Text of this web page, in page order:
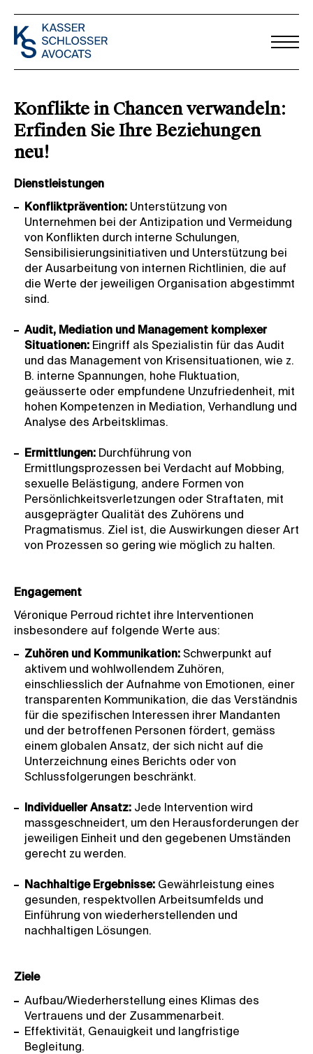
Konflikte in Chancen verwandeln:
Erfinden Sie Ihre Beziehungen
neu!
Dienstleistungen
Konfliktprävention: Unterstützung von
Unternehmen bei der Antizipation und Vermeidung
von Konflikten durch interne Schulungen,
Sensibilisierungsinitiativen und Unterstützung bei
der Ausarbeitung von internen Richtlinien, die auf
die Werte der jeweiligen Organisation abgestimmt
sind.
Audit, Mediation und Management komplexer
Situationen: Eingriff als Spezialistin für das Audit
und das Management von Krisensituationen, wie z.
B. interne Spannungen, hohe Fluktuation,
geäusserte oder empfundene Unzufriedenheit, mit
hohen Kompetenzen in Mediation, Verhandlung und
Analyse des Arbeitsklimas.
Ermittlungen: Durchführung von
Ermittlungsprozessen bei Verdacht auf Mobbing,
sexuelle Belästigung, andere Formen von
Persönlichkeitsverletzungen oder Straftaten, mit
ausgeprägter Qualität des Zuhörens und
Pragmatismus. Ziel ist, die Auswirkungen dieser Art
von Prozessen so gering wie möglich zu halten.
Engagement
Véronique Perroud richtet ihre Interventionen
insbesondere auf folgende Werte aus:
Zuhören und Kommunikation: Schwerpunkt auf
aktivem und wohlwollendem Zuhören,
einschliesslich der Aufnahme von Emotionen, einer
transparenten Kommunikation, die das Verständnis
für die spezifischen Interessen ihrer Mandanten
und der betroffenen Personen fördert, gemäss
einem globalen Ansatz, der sich nicht auf die
Unterzeichnung eines Berichts oder von
Schlussfolgerungen beschränkt.
Individueller Ansatz: Jede Intervention wird
massgeschneidert, um den Herausforderungen der
jeweiligen Einheit und den gegebenen Umständen
gerecht zu werden.
Nachhaltige Ergebnisse: Gewährleistung eines
gesunden, respektvollen Arbeitsumfelds und
Einführung von wiederherstellenden und
nachhaltigen Lösungen.
Ziele
Aufbau/Wiederherstellung eines Klimas des
Vertrauens und der Zusammenarbeit.
Effektivität, Genauigkeit und langfristige
Begleitung.